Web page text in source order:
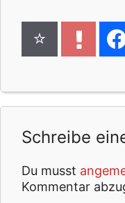
Schreibe
Du musst
Kommentar